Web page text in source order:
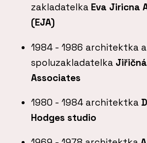
zakladatelka Eva Jiricna
(EJA)
1984 - 1986 architektka a
spoluzakladatelka
Associates
1980 - 1984 architektka
Hodges studio